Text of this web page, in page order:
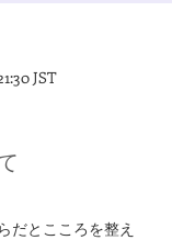
JST
だとこころを整え